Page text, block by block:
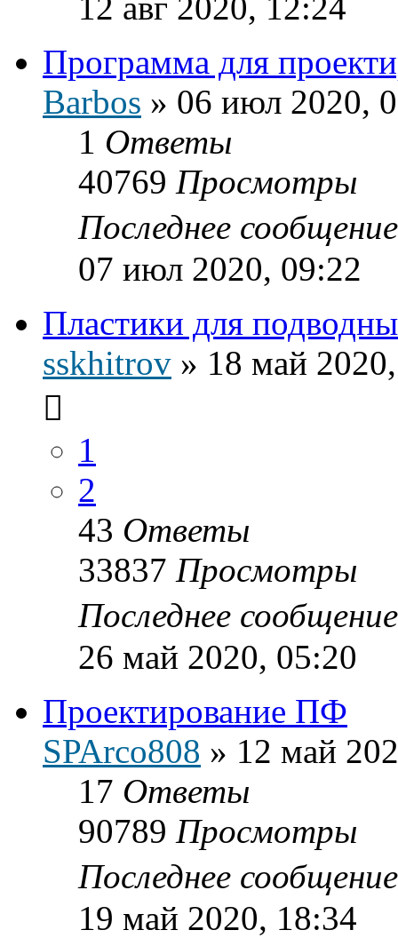
Программа для
Barbos » 06 июл 2020,
1 Ответы
40769 Просмотры
Последнее
07 июл 2020, 09:22
Пластики для
sskhitrov » 18 май
1
2
43 Ответы
33837 Просмотры
Последнее
26 май 2020, 05:20
Проектирование ПФ
SPArco808 » 12 май
17 Ответы
90789 Просмотры
Последнее
19 май 2020, 18:34